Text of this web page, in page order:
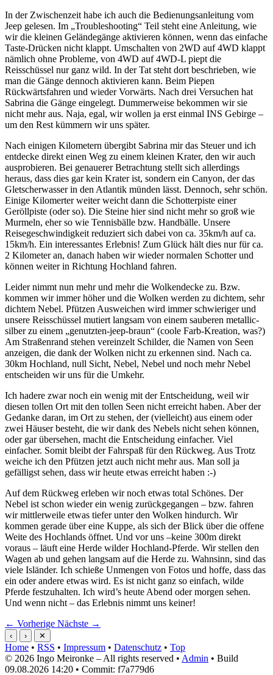
In der Zwischenzeit habe ich auch die Bedienungsanleitung vom
Jeep gelesen. Im „Troubleshooting“ Teil steht eine Anleitung, wie
wir die kleinen Geländegänge aktivieren können, wenn das einfache
Taste-Drücken nicht klappt. Umschalten von 2WD auf 4WD klappt
nämlich ohne Probleme, von 4WD auf 4WD-L piept die
Reisschüssel nur ganz wild. In der Tat steht dort beschrieben, wie
man die Gänge dennoch aktivieren kann. Beim Piepen
Rückwärtsfahren und wieder Vorwärts. Nach drei Versuchen hat
Sabrina die Gänge eingelegt. Dummerweise bekommen wir sie
nicht mehr aus. Naja, egal, wir wollen ja erst einmal INS Gebirge –
um den Rest kümmern wir uns später.
Nach einigen Kilometern übergibt Sabrina mir das Steuer und ich
entdecke direkt einen Weg zu einem kleinen Krater, den wir auch
ausprobieren. Bei genauerer Betrachtung stellt sich allerdings
heraus, dass dies gar kein Krater ist, sondern ein Canyon, der das
Gletscherwasser in den Atlantik münden lässt. Dennoch, sehr schön.
Einige Kilomerter weiter weicht dann die Schotterpiste einer
Geröllpiste (oder so). Die Steine hier sind nicht mehr so groß wie
Murmeln, eher so wie Tennisbälle bzw. Handbälle. Unsere
Reisegeschwindigkeit reduziert sich dabei von ca. 35km/h auf ca.
15km/h. Ein interessantes Erlebnis! Zum Glück hält dies nur für ca.
2 Kilometer an, danach haben wir wieder normalen Schotter und
können weiter in Richtung Hochland fahren.
Leider nimmt nun mehr und mehr die Wolkendecke zu. Bzw.
kommen wir immer höher und die Wolken werden zu dichtem, sehr
dichtem Nebel. Pfützen Ausweichen wird immer schwieriger und
unsere Reisschüssel mutiert langsam von einem sauberen metallic-
silber zu einem „genutzten-jeep-braun“ (coole Farb-Kreation, was?)
Am Straßenrand stehen vereinzelt Schilder, die Namen von Seen
anzeigen, die dank der Wolken nicht zu erkennen sind. Nach ca.
30km Hochland, null Sicht, Nebel, Nebel und noch mehr Nebel
entscheiden wir uns für die Umkehr.
Ich hadere zwar noch ein wenig mit der Entscheidung, weil wir
diesen tollen Ort mit den tollen Seen nicht erreicht haben. Aber der
Gedanke daran, im Ort zu stehen, der (vielleicht) aus einem oder
zwei Häuser besteht, die wir dank des Nebels nicht sehen können,
oder gar übersehen, macht die Entscheidung einfacher. Viel
einfacher. Somit bleibt der Fahrspaß für den Rückweg. Aus Trotz
weiche ich den Pfützen jetzt auch nicht mehr aus. Man soll ja
gefälligst sehen, dass wir heute etwas erreicht haben :-)
Auf dem Rückweg erleben wir noch etwas total Schönes. Der
Nebel ist schon wieder ein wenig zurückgegangen – bzw. fahren
wir mittlerweile etwas tiefer unter den Wolken hindurch. Wir
kommen gerade über eine Kuppe, als sich der Blick über die offene
Weite des Hochlands öffnet. Und vor uns –keine 300m direkt
voraus – läuft eine Herde wilder Hochland-Pferde. Wir stellen den
Wagen ab und gehen langsam auf die Herde zu. Wahnsinn, sind das
viele Isländer. Ich schieße Unmengen von Fotos und hoffe, dass das
ein oder andere etwas wird. Es ist nicht ganz so einfach, wilde
Pferde festzuhalten. Ich wird’s heute Abend oder morgen sehen.
Und wenn nicht – das Erlebnis nimmt uns keiner!
← Vorherige Nächste →
‹ › ✕
Home • RSS • Impressum • Datenschutz • Top
© 2026 Ingo Meironke – All rights reserved • Admin • Build
09.08.2026 14:20 • Commit: f7a779d6